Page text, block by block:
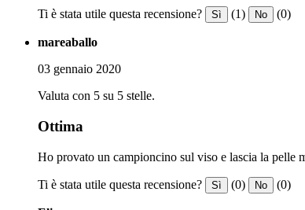
Ti è stata utile questa recensione? Sì (1) No (0)
mareaballo
03 gennaio 2020
Valuta con 5 su 5 stelle.
Ottima
Ho provato un campioncino sul viso e lascia la pelle
Ti è stata utile questa recensione? Sì (0) No (0)